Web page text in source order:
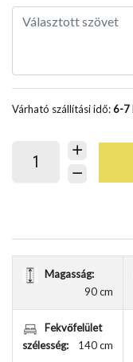
Várható szállítási idő:6-7
Magasság:
90 cm
Fekvőfelület
szélesség:
140 cm